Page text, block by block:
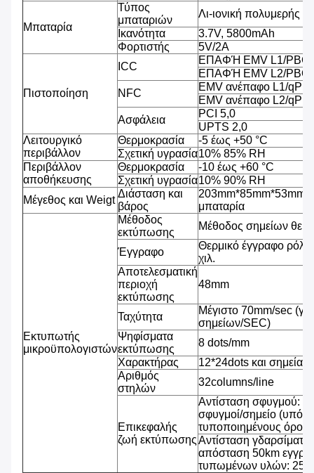
Μπαταρία
Τύπος
μπαταριών
Λι-ιονική πολυμερής
Ικανότητα
3.7V, 5800mAh
Φορτιστής
5V/2A
Πιστοποίηση
ICC
ΕΠΑΦΉ EMV L1/
ΕΠΑΦΉ EMV L2/
NFC
EMV ανέπαφο L1/
EMV ανέπαφο L2/
Ασφάλεια
PCI 5,0
UPTS 2,0
Λειτουργικό
περιβάλλον
Θερμοκρασία
-5 έως +50 °C
Σχετική υγρασία10% 85% RH
Περιβάλλον
αποθήκευσης
Θερμοκρασία
-10 έως +60 °C
Σχετική υγρασία10% 90% RH
Μέγεθος και Weigt
Διάσταση και
βάρος
203mm*85mm*53mm,
μπαταρία
Εκτυπωτής
μικροϋπολογιστών
Μέθοδος
εκτύπωσης
Μέθοδος σημείων
Έγγραφο
Θερμικό έγγραφο
χιλ.
Αποτελεσματική
περιοχή
εκτύπωσης
48mm
Ταχύτητα
Μέγιστο 70mm/sec
σημείων/SEC)
Ψηφίσματα
εκτύπωσης
8 dots/mm
Χαρακτήρας
12*24dots και σημεία
Αριθμός
στηλών
32columns/line
Επικεφαλής
ζωή εκτύπωσης
Αντίσταση σφυγμού:
σφυγμοί/σημείο (υπό
τυποποιημένους
Αντίσταση
απόσταση 50km
τυπωμένων υλών: 25%